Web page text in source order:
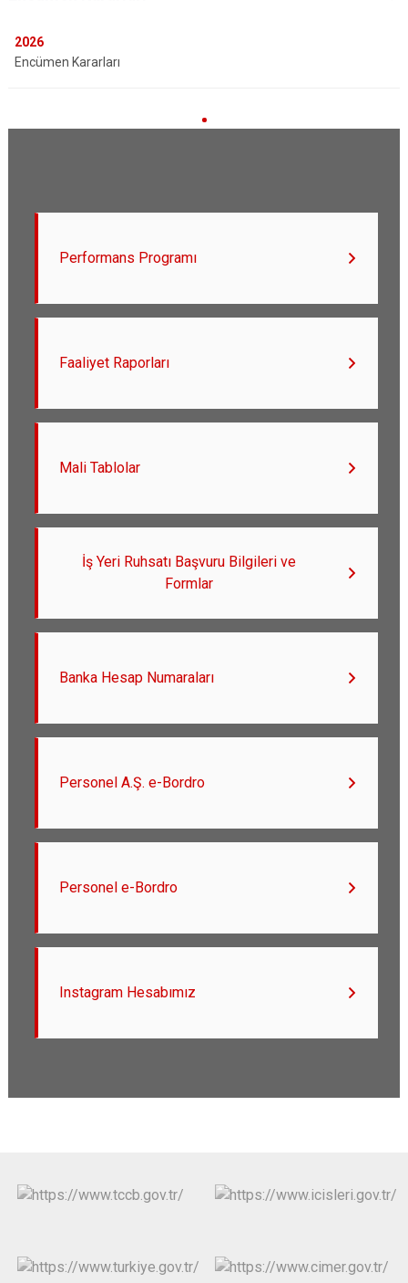
2026
Encümen Kararları
Performans Programı
Faaliyet Raporları
Mali Tablolar
İş Yeri Ruhsatı Başvuru Bilgileri ve
Formlar
Banka Hesap Numaraları
Personel A.Ş. e-Bordro
Personel e-Bordro
Instagram Hesabımız